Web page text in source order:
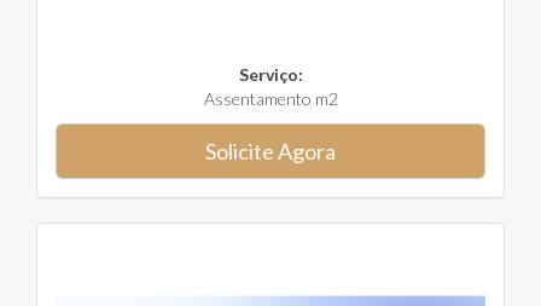
Serviço:
Assentamento m2
Solicite Agora